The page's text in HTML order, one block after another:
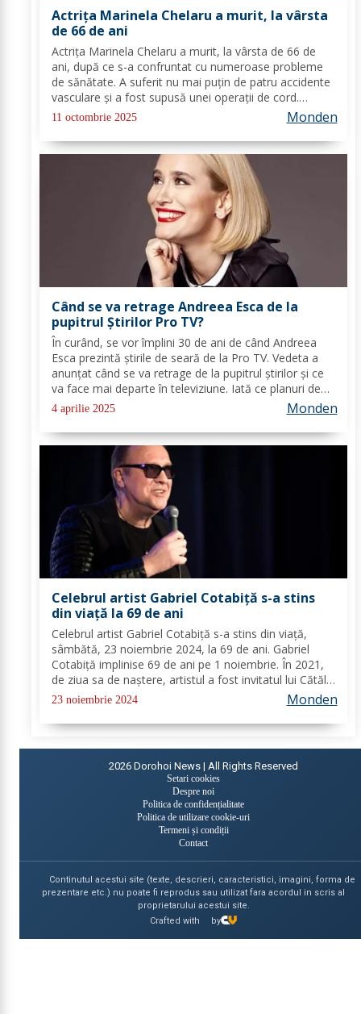
Actrița Marinela Chelaru a murit, la vârsta
de 66 de ani
Actrița Marinela Chelaru a murit, la vârsta de 66 de
ani, după ce s-a confruntat cu numeroase probleme
de sănătate. A suferit nu mai puțin de patru accidente
vasculare și a fost supusă unei operații de cord.
Actrița Marinela Chelaru suferise o operație pe inimă
11 octombrie 2025 Monden
Când se va retrage Andreea Esca de la
pupitrul Știrilor Pro TV?
În curând, se vor împlini 30 de ani de când Andreea
Esca prezintă știrile de seară de la Pro TV. Vedeta a
anunțat când se va retrage de la pupitrul știrilor și ce
va face mai departe în televiziune. Iată ce planuri de
viitor are! Andreea Esca prezintă știrile de seară de la
Pro TV de 30 de ani, are...
4 aprilie 2025 Monden
Celebrul artist Gabriel Cotabiță s-a stins
din viață la 69 de ani
Celebrul artist Gabriel Cotabiță s-a stins din viață,
sâmbătă, 23 noiembrie 2024, la 69 de ani. Gabriel
Cotabiță implinise 69 de ani pe 1 noiembrie. În 2021,
de ziua sa de naștere, artistul a fost invitatul lui Cătălin
Măruță. Solistul a vorbit despre problemele de
23 noiembrie 2024 Monden
2026 Dorohoi News | All Rights Reserved
Setari cookies
Despre noi
Politica de confidențialitate
Politica de utilizare cookie-uri
Termeni și condiții
Contact
Continutul acestui site (texte, descrieri, caracteristici, imagini, forma de
prezentare etc.) nu poate fi reprodus sau utilizat fara acordul in scris al
proprietarului acestui site.
Crafted with
by